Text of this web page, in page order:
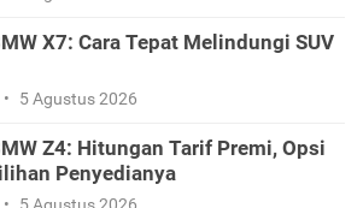
X7: Cara Tepat Melindungi SUV
• 5 Agustus 2026
Z4: Hitungan Tarif Premi, Opsi
Penyedianya
• 5 Agustus 2026